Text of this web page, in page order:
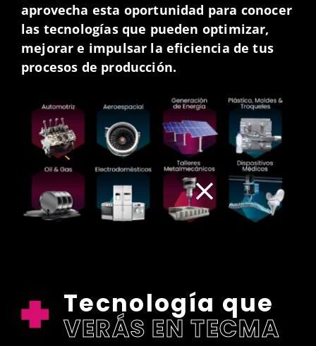
aprovecha esta oportunidad para conocer
las tecnologías que pueden optimizar,
mejorar e impulsar la eficiencia de tus
procesos de producción.
Tecnología que
VERÁS EN TECMA